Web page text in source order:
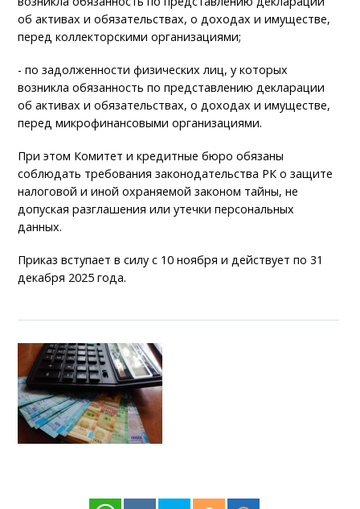
об активах и обязательствах, о доходах и имуществе,
перед коллекторскими организациями;
- по задолженности физических лиц, у которых
возникла обязанность по представлению декларации
об активах и обязательствах, о доходах и имуществе,
перед микрофинансовыми организациями.
При этом Комитет и кредитные бюро обязаны
соблюдать требования законодательства РК о защите
налоговой и иной охраняемой законом тайны, не
допуская разглашения или утечки персональных
данных.
Приказ вступает в силу с 10 ноября и действует по 31
декабря 2025 года.